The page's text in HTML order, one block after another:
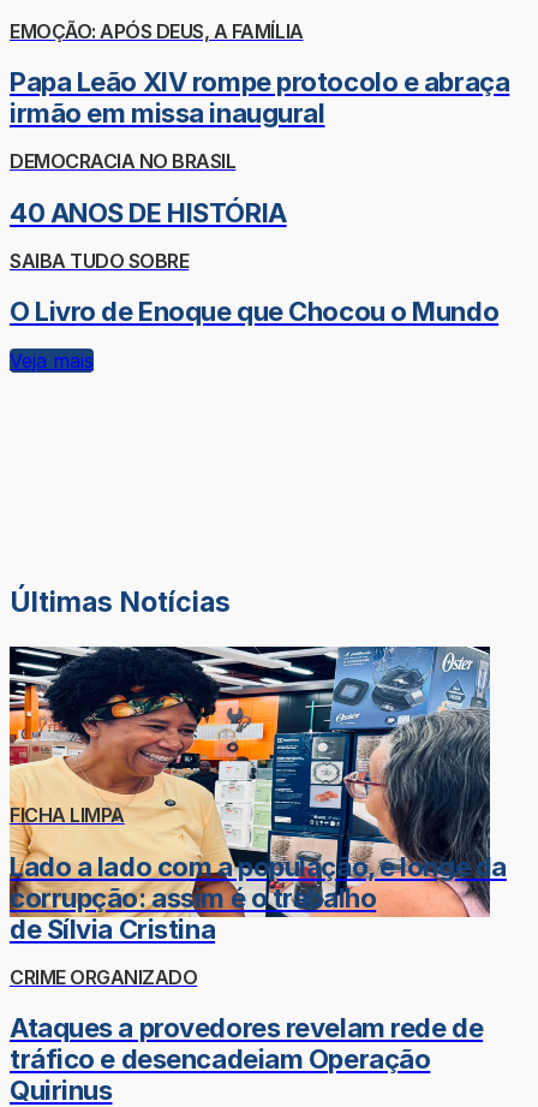
EMOÇÃO: APÓS DEUS, A FAMÍLIA
Papa Leão XIV rompe protocolo e abraça
irmão em missa inaugural
DEMOCRACIA NO BRASIL
40 ANOS DE HISTÓRIA
SAIBA TUDO SOBRE
O Livro de Enoque que Chocou o Mundo
Veja mais
Últimas Notícias
FICHA LIMPA
Lado a lado com a população, e longe da
corrupção: assim é o trabalho
de Sílvia Cristina
CRIME ORGANIZADO
Ataques a provedores revelam rede de
tráfico e desencadeiam Operação
Quirinus